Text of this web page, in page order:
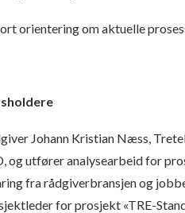
orientering om aktuelle
Johann Kristian Næss,
og utfører analysearbeid for
fra rådgiverbransjen og
for prosjekt «TRE-